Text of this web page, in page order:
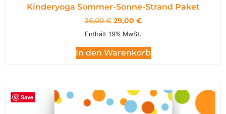
Kinderyoga Sommer-Sonne-Strand Paket
36,00€ 29,00 €
Enthält 19% MwSt.
In den Warenkorb
Save